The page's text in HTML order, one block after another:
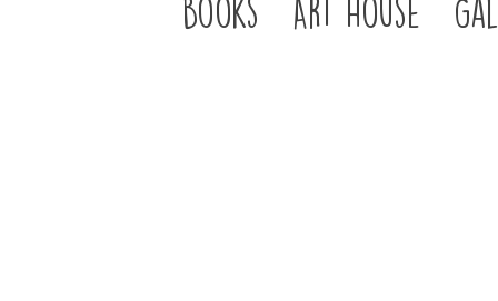
Books Art House